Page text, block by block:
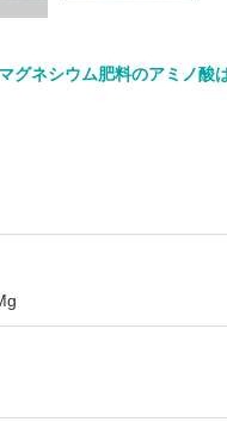
グネシウム肥料のアミノ酸